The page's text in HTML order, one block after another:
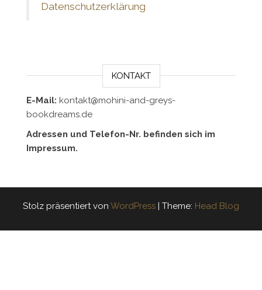
Datenschutzerklärung
KONTAKT
E-Mail: kontakt@mohini-and-greys-
bookdreams.de
Adressen und Telefon-Nr. befinden sich im
Impressum.
Stolz präsentiert von WordPress | Theme: Head Blog